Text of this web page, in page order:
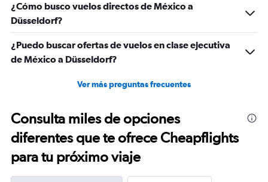
2400.
¿Cómo busco vuelos directos de México a
Düsseldorf?
¿Puedo buscar ofertas de vuelos en clase ejecutiva
de México a Düsseldorf?
Ver más preguntas frecuentes
Consulta miles de opciones
diferentes que te ofrece Cheapflights
para tu próximo viaje